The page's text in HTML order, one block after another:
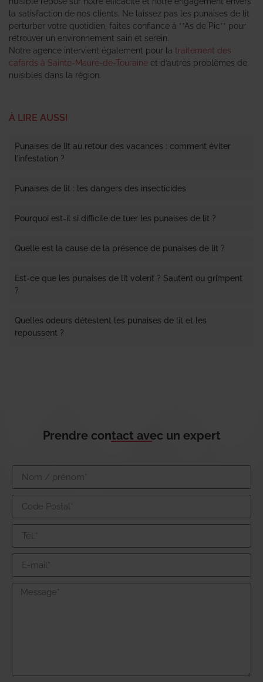
la satisfaction de nos clients. Ne laissez pas les punaises de lit
perturber votre quotidien, faites confiance à **As de Pic** pour
retrouver un environnement sain et serein.
Notre agence intervient également pour la traitement des
cafards à Sainte-Maure-de-Touraine et d’autres problèmes de
nuisibles dans la région.
À LIRE AUSSI
Punaises de lit au retour des vacances : comment éviter
l’infestation ?
Punaises de lit : les dangers des insecticides
Pourquoi est-il si difficile de tuer les punaises de lit ?
Quelle est la cause de la présence de punaises de lit ?
Est-ce que les punaises de lit volent ? Sautent ou grimpent
?
Quelles odeurs détestent les punaises de lit et les
repoussent ?
Prendre contact avec un expert